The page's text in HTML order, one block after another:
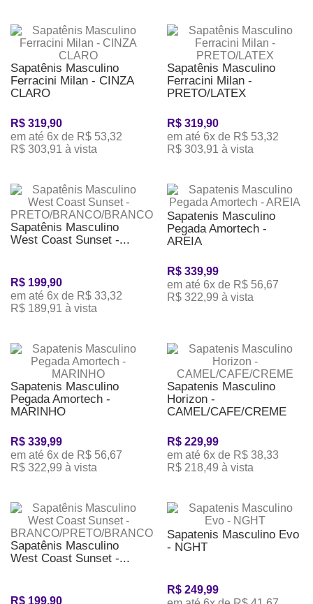
Sapatênis Masculino
Ferracini Milan - CINZA
CLARO
R$ 319,90
em até 6x de R$ 53,32
R$ 303,91 à vista
Sapatênis Masculino
Ferracini Milan -
PRETO/LATEX
R$ 319,90
em até 6x de R$ 53,32
R$ 303,91 à vista
Sapatênis Masculino
West Coast Sunset -...
R$ 199,90
em até 6x de R$ 33,32
R$ 189,91 à vista
Sapatenis Masculino
Pegada Amortech -
AREIA
R$ 339,99
em até 6x de R$ 56,67
R$ 322,99 à vista
Sapatenis Masculino
Pegada Amortech -
MARINHO
R$ 339,99
em até 6x de R$ 56,67
R$ 322,99 à vista
Sapatenis Masculino
Horizon -
CAMEL/CAFE/CREME
R$ 229,99
em até 6x de R$ 38,33
R$ 218,49 à vista
Sapatênis Masculino
West Coast Sunset -...
R$ 199,90
Sapatenis Masculino Evo
- NGHT
R$ 249,99